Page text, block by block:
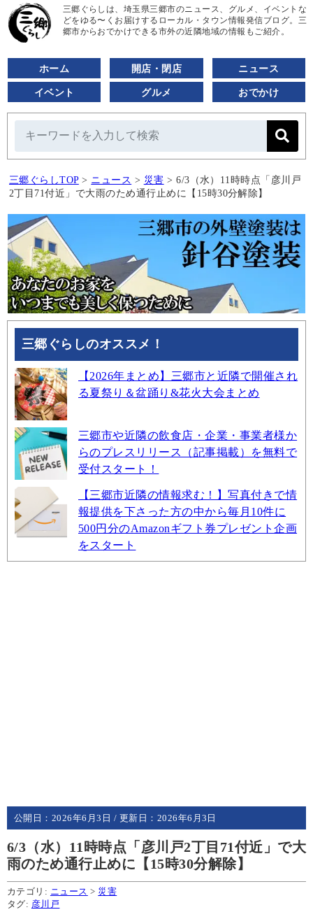
三郷ぐらしは、埼玉県三郷市のニュース、グルメ、イベントな
どをゆる〜くお届けするローカル・タウン情報発信ブログ。三
郷市からおでかけできる市外の近隣地域の情報もご紹介。
ホーム 開店・閉店 ニュース
イベント グルメ おでかけ
三郷ぐらしTOP > ニュース > 災害 > 6/3（水）11時時点「彦川戸
2丁目71付近」で大雨のため通行止めに【15時30分解除】
三郷ぐらしのオススメ！
【2026年まとめ】三郷市と近隣で開催され
る夏祭り＆盆踊り&花火大会まとめ
三郷市や近隣の飲食店・企業・事業者様か
らのプレスリリース（記事掲載）を無料で
受付スタート！
【三郷市近隣の情報求む！】写真付きで情
報提供を下さった方の中から毎月10件に
500円分のAmazonギフト券プレゼント企画
をスタート
公開日： 2026年6月3日 / 更新日： 2026年6月3日
6/3（水）11時時点「彦川戸2丁目71付近」で大
雨のため通行止めに【15時30分解除】
カテゴリ: ニュース > 災害
タグ: 彦川戸